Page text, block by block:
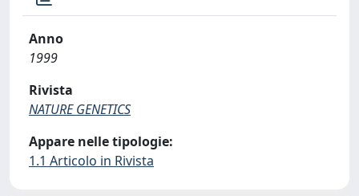
Anno
1999
Rivista
NATURE GENETICS
Appare nelle tipologie:
1.1 Articolo in Rivista